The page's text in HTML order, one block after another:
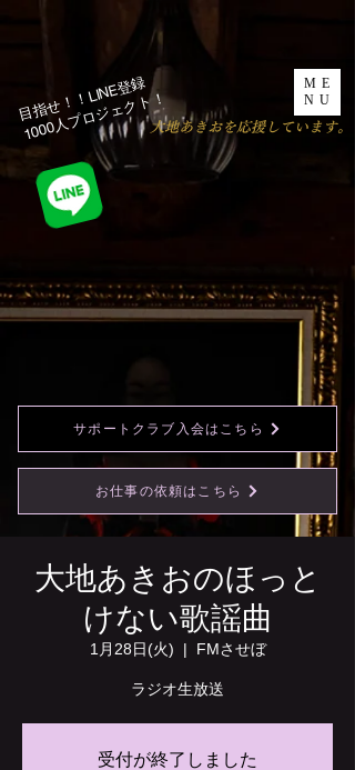
ME
NU
​大地あきおを応援しています。
目指せ！！LINE登録
1000人プロジェクト！​
お仕事の依頼はこちら
サポートクラブ入会はこちら
大地あきおのほっと
けない歌謡曲
1月28日(火)
  |
FMさせぼ
ラジオ生放送
受付が終了しました